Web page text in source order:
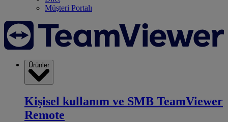
Müşteri Portalı
Ürünler
Kişisel kullanım ve SMB TeamViewer
Remote